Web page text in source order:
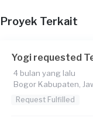
Proyek Terkait
Yogi requested
4 bulan yang lalu
Bogor Kabupaten,
Request Fulfilled